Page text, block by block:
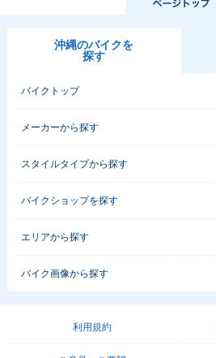
沖縄のバイクを
探す
バイクトップ
メーカーから探す
スタイルタイプから探す
バイクショップを探す
エリアから探す
バイク画像から探す
利用規約